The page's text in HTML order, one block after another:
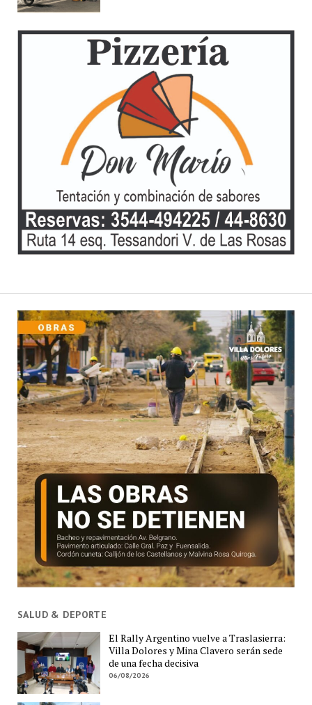
SALUD & DEPORTE
El Rally Argentino vuelve a Traslasierra:
Villa Dolores y Mina Clavero serán sede
de una fecha decisiva
06/08/2026